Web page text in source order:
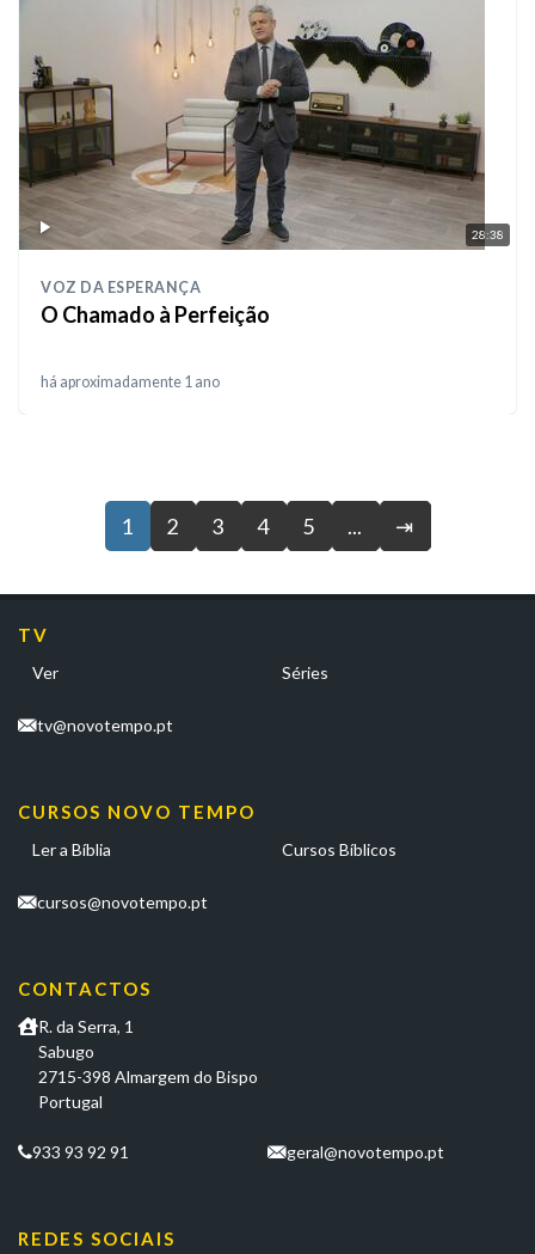
28:38
VOZ DA ESPERANÇA
O Chamado à Perfeição
há aproximadamente 1 ano
1 2 3 4 5 ... ⇥
TV
Ver Séries
tv@novotempo.pt
CURSOS NOVO TEMPO
Ler a Bíblia Cursos Bíblicos
cursos@novotempo.pt
CONTACTOS
R. da Serra, 1
Sabugo
2715-398 Almargem do Bispo
Portugal
933 93 92 91 geral@novotempo.pt
REDES SOCIAIS